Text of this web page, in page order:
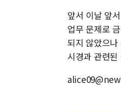
앞서 이날 앞
업무 문제로
되지 않았으
시경과 관련된